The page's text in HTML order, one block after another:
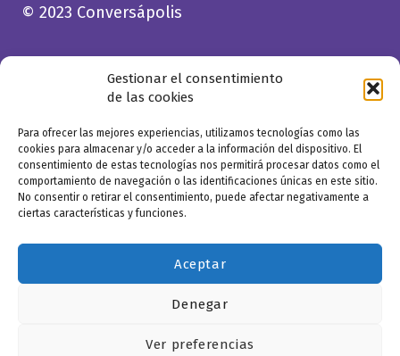
Gestionar el consentimiento
de las cookies
Para ofrecer las mejores experiencias, utilizamos tecnologías como las
cookies para almacenar y/o acceder a la información del dispositivo. El
consentimiento de estas tecnologías nos permitirá procesar datos como el
comportamiento de navegación o las identificaciones únicas en este sitio.
No consentir o retirar el consentimiento, puede afectar negativamente a
ciertas características y funciones.
Aceptar
Denegar
Ver preferencias
© 2023 Conversápolis